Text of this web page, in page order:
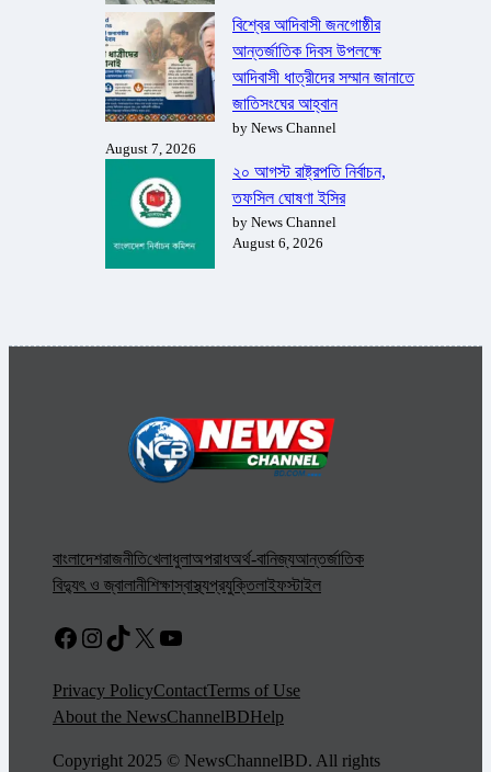
বিশ্বের আদিবাসী জনগোষ্ঠীর
আন্তর্জাতিক দিবস উপলক্ষে
আদিবাসী ধাত্রীদের সম্মান জানাতে
জাতিসংঘের আহ্বান
by News Channel
August 7, 2026
২০ আগস্ট রাষ্ট্রপতি নির্বাচন,
তফসিল ঘোষণা ইসির
by News Channel
August 6, 2026
বাংলাদেশরাজনীতিখেলাধুলাঅপরাধঅর্থ-বানিজ্যআন্তর্জাতিক
বিদ্যুৎ ও জ্বালানীশিক্ষাস্বাস্থ্যপ্রযুক্তিলাইফস্টাইল
Facebook
Instagram
TikTok
X YouTube
Privacy PolicyContactTerms of Use
About the NewsChannelBDHelp
Copyright 2025 © NewsChannelBD. All rights